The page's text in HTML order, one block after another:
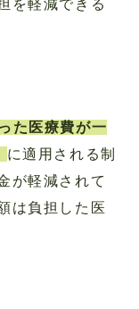
を軽減できる
た医療費が一
に適用される制
が軽減されて
は負担した医